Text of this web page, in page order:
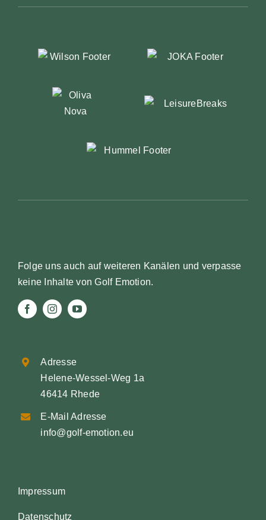
Folge uns auch auf weiteren Kanälen und verpasse
keine Inhalte von Golf Emotion.
Adresse
Helene-Wessel-Weg 1a
46414 Rhede
E-Mail Adresse
info@golf-emotion.eu
Impressum
Datenschutz